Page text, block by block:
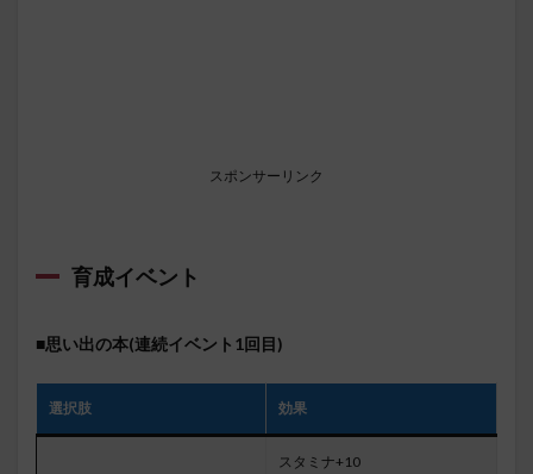
スポンサーリンク
育成イベント
■思い出の本(連続イベント1回目)
選択肢 効果
スタミナ+10